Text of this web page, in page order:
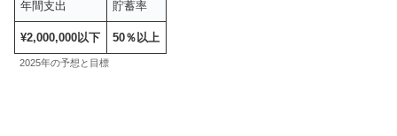
年間支出 貯蓄率
¥2,000,000以下 50％以上
2025年の予想と目標